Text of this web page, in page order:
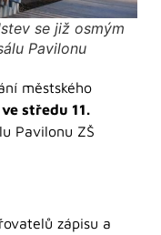
se již osmým
Pavilonu
městského
ve středu 11.
Pavilonu ZŠ
zápisu a